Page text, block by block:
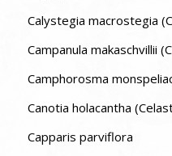
Calystegia macrostegia
Campanula makaschvillii
Camphorosma
Canotia holacantha
Capparis parviflora